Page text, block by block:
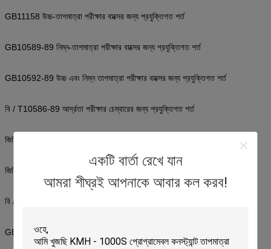
একটি বার্তা রেখে যান
আমরা শীঘ্রই আপনাকে আবার কল করব!
GB11158 উচ্চ-তাপমাত্রা পরীক্ষার বাক্সের জন্য প্রযুক্তিগত শর্ত
GB10589-89 নিম্ন-তাপমাত্রা পরীক্ষার বাক্সের জন্য প্রযুক্তিগত শর্ত
GB10592-89 উচ্চ এবং নিম্ন তাপমাত্রা পরীক্ষার বাক্সের জন্য প্রযুক্তিগত শর্ত
বি / T10586-89 আর্দ্রতা পরীক্ষার চেম্বারের জন্য প্রযুক্তিগত শর্ত
জিবি / T2423.1-2001 নিম্ন-তাপমাত্রা পরীক্ষার পদ্ধতি
জিবি / T2423.2-2001 উচ্চ-তাপমাত্রা পরীক্ষার পদ্ধতি
বি / টি 2423.3-93 আর্দ্রতা টেস্ট চেম্বারের জন্য পরীক্ষার পদ্ধতি
GB / T2423.4-93 বিকল্প গরম এবং আর্দ্রতা পরীক্ষা পদ্ধতি